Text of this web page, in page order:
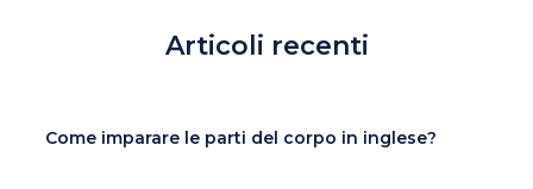
Articoli recenti
Come imparare le parti del corpo in inglese?